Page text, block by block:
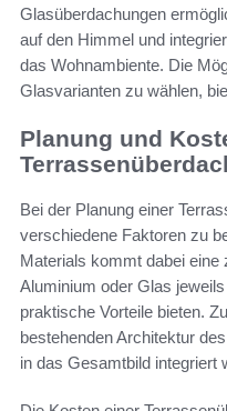
Glasüberdachungen
auf den Himmel und
das Wohnambiente. Die
Glasvarianten zu wählen,
Planung und
Bei der Planung einer
verschiedene Faktoren zu
Materials kommt dabei eine
Aluminium oder Glas
praktische Vorteile bieten.
bestehenden Architektur
in das Gesamtbild integriert